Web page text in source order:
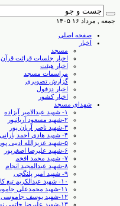
جمعه , مرداد ۱۶ ۱۴۰۵
صفحه اصلی
اخبار
مسجد
اخبار جلسات قرائت قرآن
اخبار هیئت
مراسمات مسجد
گزارش تصویری
اخبار دزفول
اخبار کشور
شهدای مسجد
۱- شهید عبدالامیر آبزاده
۲-شهید مسعود آریانپور
۳-شهید ناصر آریان پور
۴- شهید هادی احمد بارانی
۵-شهید عزیزالله ادیبی پور
۶-شهید علیرضا اصغرپور
۷- شهید محمد افخم
۸-شهید عبدالمجید انجام
۹- شهید امیر پلنگچی
۱۰- شهید عبدالکریم تیغ کار
۱۱-شهید محمدعلی جاموسی
۱۲-شهید یوسف جاموسی
۱۳-شهید علیرضا حاتمی نسب